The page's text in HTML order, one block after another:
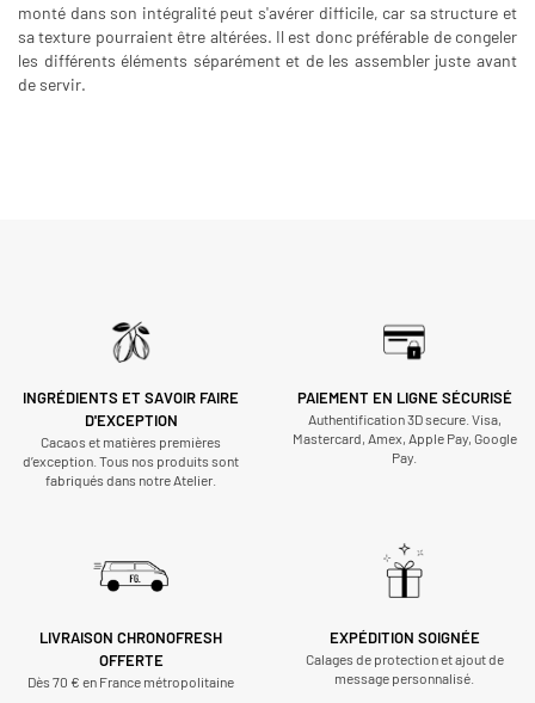
monté dans son intégralité peut s'avérer difficile, car sa structure et
sa texture pourraient être altérées. Il est donc préférable de congeler
les différents éléments séparément et de les assembler juste avant
de servir.
INGRÉDIENTS ET SAVOIR FAIRE
D'EXCEPTION
Cacaos et matières premières
d’exception. Tous nos produits sont
fabriqués dans notre Atelier.
PAIEMENT EN LIGNE SÉCURISÉ
Authentification 3D secure. Visa,
Mastercard, Amex, Apple Pay, Google
Pay.
LIVRAISON CHRONOFRESH
OFFERTE
Dès 70 € en France métropolitaine
EXPÉDITION SOIGNÉE
Calages de protection et ajout de
message personnalisé.